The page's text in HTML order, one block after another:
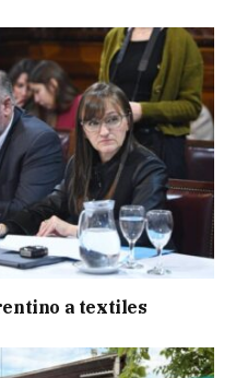
a textiles